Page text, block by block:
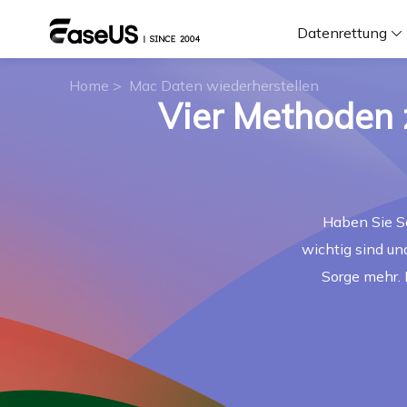
Datenrettung
Home > Mac Daten wiederherstellen
Vier Methoden
Haben Sie
wichtig sind
Sorge